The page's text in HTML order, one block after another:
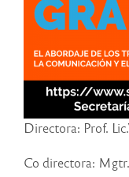
Directora: Prof.
Co directora: